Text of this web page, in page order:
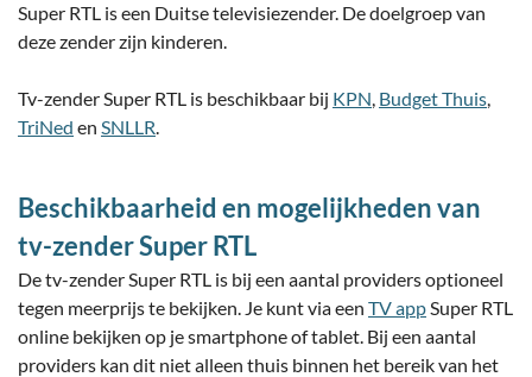
Super RTL is een Duitse televisiezender. De doelgroep van
deze zender zijn kinderen.
Tv-zender Super RTL is beschikbaar bij KPN, Budget Thuis,
TriNed en SNLLR.
Beschikbaarheid en mogelijkheden van
tv-zender Super RTL
De tv-zender Super RTL is bij een aantal providers optioneel
tegen meerprijs te bekijken. Je kunt via een TV appSuper RTL
online bekijken op je smartphone of tablet. Bij een aantal
providers kan dit niet alleen thuis binnen het bereik van het